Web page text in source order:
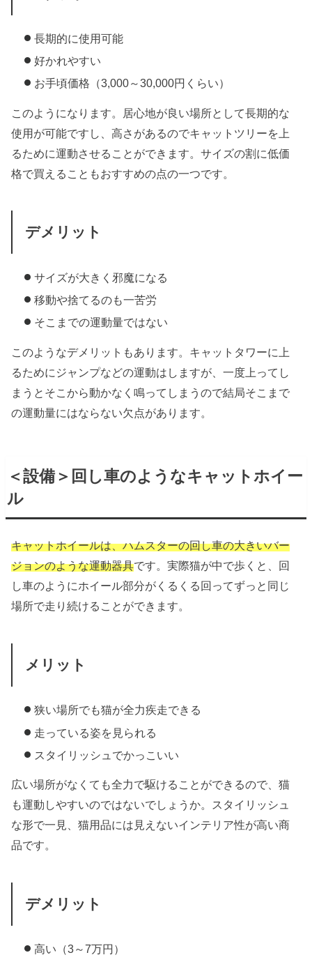
長期的に使用可能
好かれやすい
お手頃価格（3,000～30,000円くらい）
このようになります。居心地が良い場所として長期的な
使用が可能ですし、高さがあるのでキャットツリーを上
るために運動させることができます。サイズの割に低価
格で買えることもおすすめの点の一つです。
デメリット
サイズが大きく邪魔になる
移動や捨てるのも一苦労
そこまでの運動量ではない
このようなデメリットもあります。キャットタワーに上
るためにジャンプなどの運動はしますが、一度上ってし
まうとそこから動かなく鳴ってしまうので結局そこまで
の運動量にはならない欠点があります。
＜設備＞回し車のようなキャットホイー
ル
キャットホイールは、ハムスターの回し車の大きいバー
ジョンのような運動器具です。実際猫が中で歩くと、回
し車のようにホイール部分がくるくる回ってずっと同じ
場所で走り続けることができます。
メリット
狭い場所でも猫が全力疾走できる
走っている姿を見られる
スタイリッシュでかっこいい
広い場所がなくても全力で駆けることができるので、猫
も運動しやすいのではないでしょうか。スタイリッシュ
な形で一見、猫用品には見えないインテリア性が高い商
品です。
デメリット
高い（3～7万円）